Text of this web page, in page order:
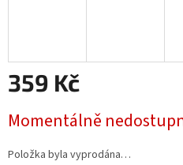
359 Kč
cena:
Momentálně
Položka byla vyprodána…